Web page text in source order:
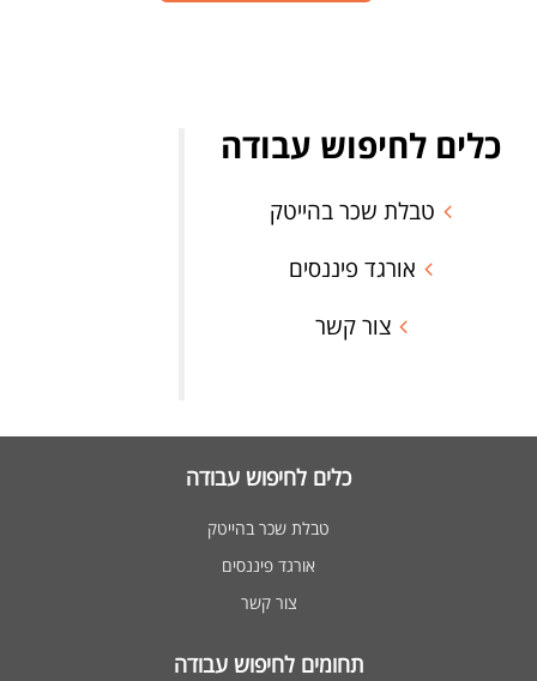
כלים לחיפוש עבודה
טבלת שכר בהייטק
אורגד פיננסים
צור קשר
כלים לחיפוש עבודה
טבלת שכר בהייטק
אורגד פיננסים
צור קשר
תחומים לחיפוש עבודה